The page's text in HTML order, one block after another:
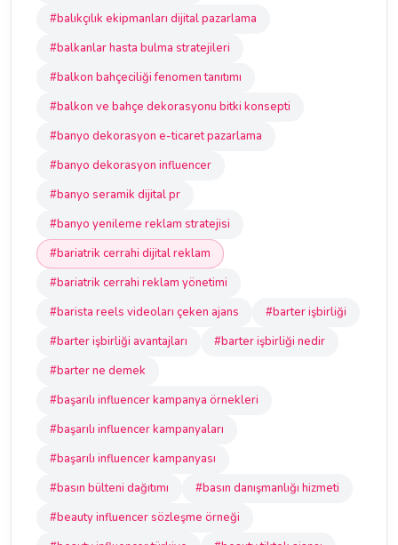
#balıkçılık ekipmanları dijital pazarlama
#balkanlar hasta bulma stratejileri
#balkon bahçeciliği fenomen tanıtımı
#balkon ve bahçe dekorasyonu bitki konsepti
#banyo dekorasyon e-ticaret pazarlama
#banyo dekorasyon influencer
#banyo seramik dijital pr
#banyo yenileme reklam stratejisi
#bariatrik cerrahi dijital reklam
#bariatrik cerrahi reklam yönetimi
#barista reels videoları çeken ajans
#barter işbirliği
#barter işbirliği avantajları
#barter işbirliği nedir
#barter ne demek
#başarılı influencer kampanya örnekleri
#başarılı influencer kampanyaları
#başarılı influencer kampanyası
#basın bülteni dağıtımı
#basın danışmanlığı hizmeti
#beauty influencer sözleşme örneği